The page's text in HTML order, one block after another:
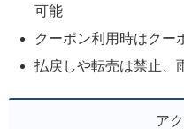
可能
クーポン利用時はクー
払戻しや転売は禁止、
ア